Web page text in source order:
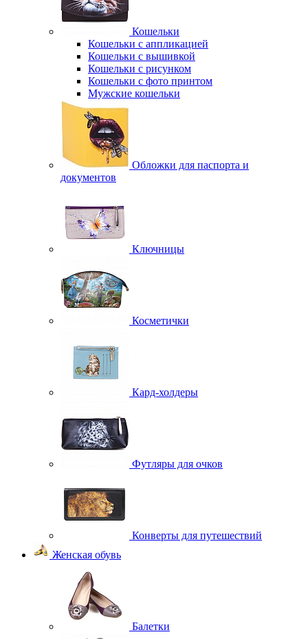
Кошельки
Кошельки с аппликацией
Кошельки с вышивкой
Кошельки с рисунком
Кошельки с фото принтом
Мужские кошельки
Обложки для паспорта и
документов
Ключницы
Косметички
Кард-холдеры
Футляры для очков
Конверты для путешествий
Женская обувь
Балетки